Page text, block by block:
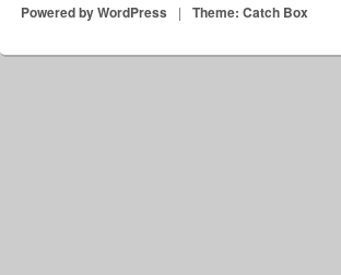
Powered by WordPress | Theme: Catch Box